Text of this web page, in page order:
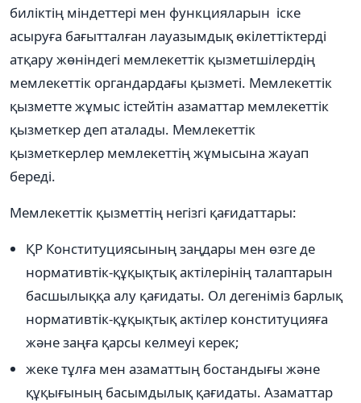
биліктің міндеттері мен функцияларын іске
асыруға бағытталған лауазымдық өкілеттіктерді
атқару жөніндегі мемлекеттік қызметшілердің
мемлекеттік органдардағы қызметі. Мемлекеттік
қызметте жұмыс істейтін азаматтар мемлекеттік
қызметкер деп аталады. Мемлекеттік
қызметкерлер мемлекеттің жұмысына жауап
береді.
Мемлекеттік қызметтің негізгі қағидаттары:
ҚР Конституциясының заңдары мен өзге де
нормативтік-құқықтық актілерінің талаптарын
басшылыққа алу қағидаты. Ол дегеніміз барлық
нормативтік-құқықтық актілер конституцияға
және заңға қарсы келмеуі керек;
жеке тұлға мен азаматтың бостандығы және
құқығының басымдылық қағидаты. Азаматтар